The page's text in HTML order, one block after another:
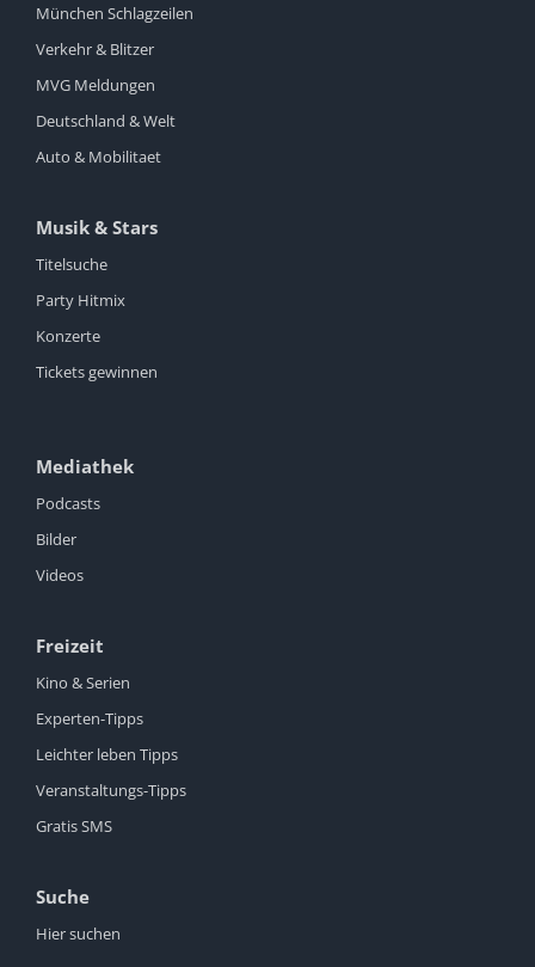
München Schlagzeilen
Verkehr & Blitzer
MVG Meldungen
Deutschland & Welt
Auto & Mobilitaet
Musik & Stars
Titelsuche
Party Hitmix
Konzerte
Tickets gewinnen
Mediathek
Podcasts
Bilder
Videos
Freizeit
Kino & Serien
Experten-Tipps
Leichter leben Tipps
Veranstaltungs-Tipps
Gratis SMS
Suche
Hier suchen